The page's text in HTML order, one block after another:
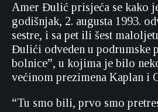
Amer Đulić prisjeća se kako
godišnjak, 2. augusta 1993.
sestre, i sa pet ili šest
Đulići odveden u podrumske
bolnice”, u kojima je bilo
većinom prezimena Kaplan i
“Tu smo bili, prvo smo